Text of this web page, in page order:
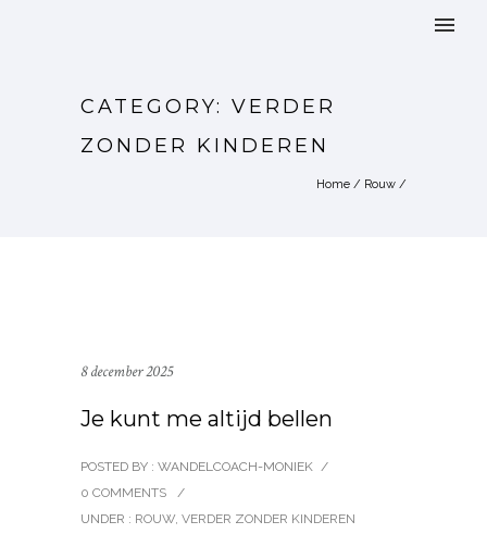
CATEGORY: VERDER
ZONDER KINDEREN
Home / Rouw /
8 december 2025
Je kunt me altijd bellen
POSTED BY : WANDELCOACH-MONIEK /
0 COMMENTS
/
UNDER : ROUW, VERDER ZONDER KINDEREN